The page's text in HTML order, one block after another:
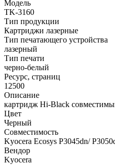
Модель
TK-3160
Тип продукции
Картриджи лазерные
Тип печатающего устройства
лазерный
Тип печати
черно-белый
Ресурс, страниц
12500
Описание
картридж Hi-Black
Цвет
Черный
Совместимость
Kyocera Ecosys P3045dn/
Вендор
Kyocera